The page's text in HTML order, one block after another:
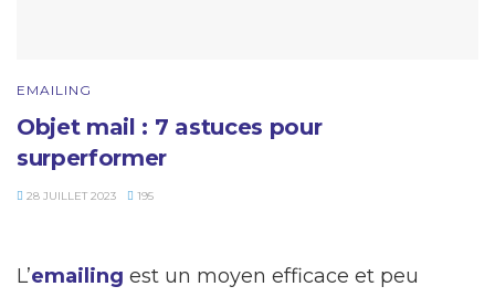
EMAILING
Objet mail : 7 astuces pour
surperformer
28 JUILLET 2023 195
L’emailing est un moyen efficace et peu